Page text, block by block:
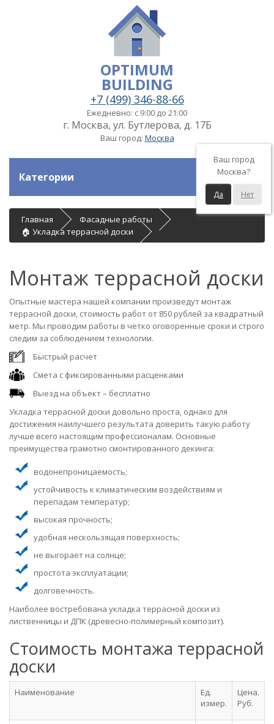
OPTIMUM
BUILDING
+7 (499) 346-88-66
Ежедневно: с 9:00 до 21:00
г. Москва, ул. Бутлерова, д. 17Б
Ваш город: Москва
Ваш город
Москва?
Да Нет
Категории
Главная
Фасадные работы
🏠 Укладка террасной доски
Монтаж террасной доски
Опытные мастера нашей компании произведут монтаж
террасной доски, стоимость работ от 850 рублей за квадратный
метр. Мы проводим работы в четко оговоренные сроки и строго
следим за соблюдением технологии.
Быстрый расчет
Смета с фиксированными расценками
Выезд на объект – бесплатно
Укладка террасной доски довольно проста, однако для
достижения наилучшего результата доверить такую работу
лучше всего настоящим профессионалам. Основные
преимущества грамотно смонтированного декинга:
водонепроницаемость;
устойчивость к климатическим воздействиям и
перепадам температур;
высокая прочность;
удобная нескользящая поверхность;
не выгорает на солнце;
простота эксплуатации;
долговечность.
Наиболее востребована укладка террасной доски из
лиственницы и ДПК (древесно-полимерный композит).
Стоимость монтажа террасной
доски
Наименование
Ед.
измер.
Цена.
Руб.